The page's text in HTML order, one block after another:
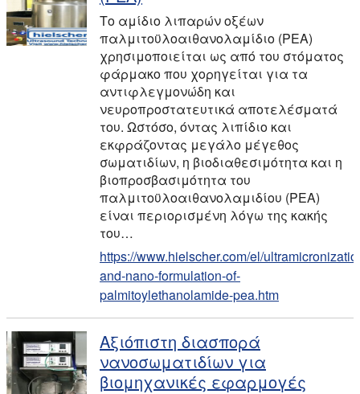
Το αμίδιο λιπαρών οξέων
παλμιτοϋλοαιθανολαμίδιο (PEA)
χρησιμοποιείται ως από του στόματος
φάρμακο που χορηγείται για τα
αντιφλεγμονώδη και
νευροπροστατευτικά αποτελέσματά
του. Ωστόσο, όντας λιπίδιο και
εκφράζοντας μεγάλο μέγεθος
σωματιδίων, η βιοδιαθεσιμότητα και η
βιοπροσβασιμότητα του
παλμιτοϋλοαιθανολαμιδίου (PEA)
είναι περιορισμένη λόγω της κακής
του…
https://www.hielscher.com/el/
and-nano-formulation-of-
palmitoylethanolamide-pea.htm
Αξιόπιστη διασπορά
νανοσωματιδίων για
βιομηχανικές εφαρμογές